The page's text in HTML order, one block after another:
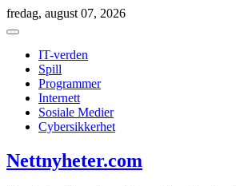
Skip
to
fredag, august 07, 2026
IT-verden
Spill
Programmer
Internett
Sosiale Medier
Cybersikkerhet
Nettnyheter.com